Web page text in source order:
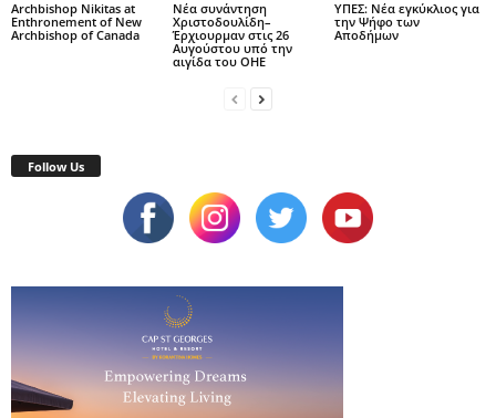
Archbishop Nikitas at
Enthronement of New
Archbishop of Canada
Νέα συνάντηση
Χριστοδουλίδη–
Έρχιουρμαν στις 26
Αυγούστου υπό την
αιγίδα του ΟΗΕ
ΥΠΕΣ: Νέα εγκύκλιος για
την Ψήφο των
Αποδήμων
Follow Us